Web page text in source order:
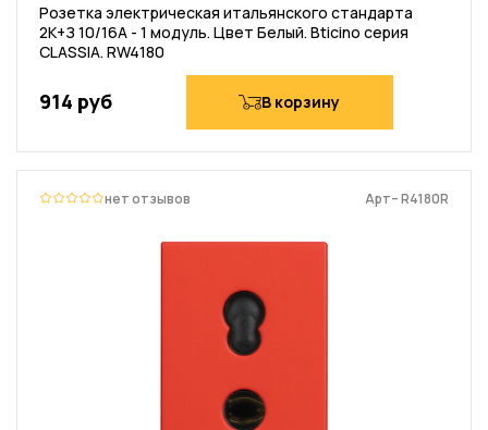
Розетка электрическая итальянского стандарта
2К+З 10/16А - 1 модуль. Цвет Белый. Bticino серия
CLASSIA. RW4180
914 руб В корзину
нет отзывов Арт– R4180R